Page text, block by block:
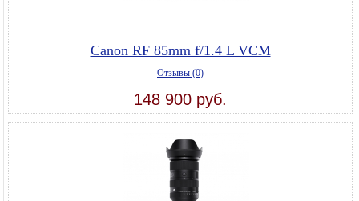
Canon RF 85mm f/1.4 L VCM
Отзывы (0)
148 900 руб.